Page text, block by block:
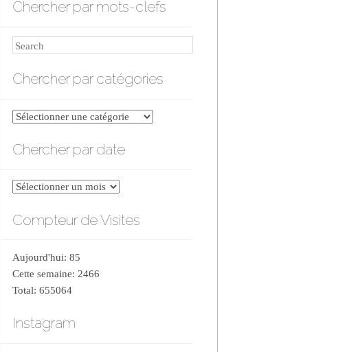
Chercher par mots-clefs
Search
Chercher par catégories
Chercher
catégories
Chercher par date
Chercher
date
Compteur de Visites
Aujourd'hui: 85
Cette semaine: 2466
Total: 655064
Instagram